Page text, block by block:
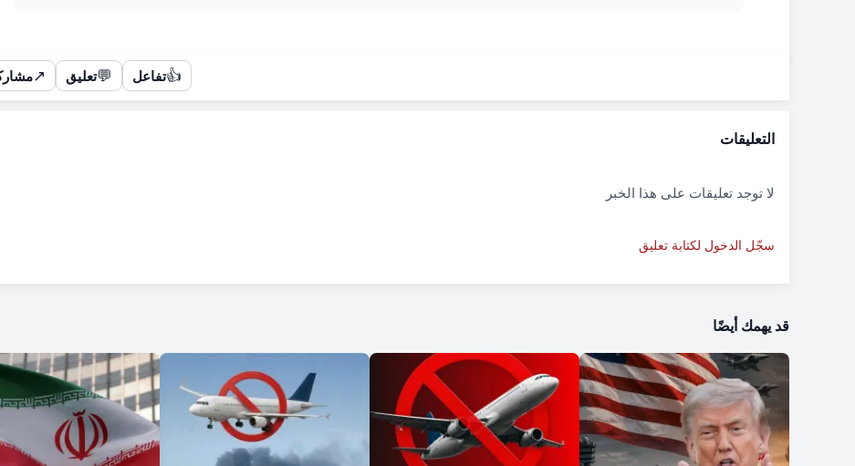
👍تفاعل 💬تعليق ↗
التعليقات
لا توجد تعليقات على هذا الخبر
سجّل الدخول لكتابة تعليق
قد يهمك أيضًا